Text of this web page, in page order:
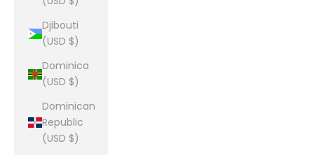
Djibouti
(USD $)
Dominica
(USD $)
Dominican
Republic
(USD $)